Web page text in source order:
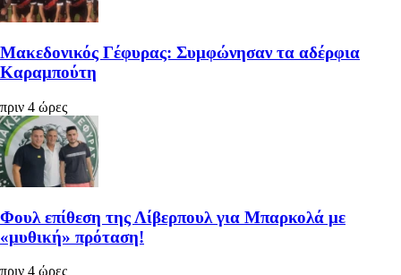
Μακεδονικός Γέφυρας: Συμφώνησαν τα αδέρφια
Καραμπούτη
πριν 4 ώρες
Φουλ επίθεση της Λίβερπουλ για Μπαρκολά με
«μυθική» πρόταση!
πριν 4 ώρες